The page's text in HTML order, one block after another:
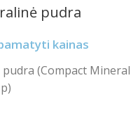
pudra
kainas
(Compact Mineral